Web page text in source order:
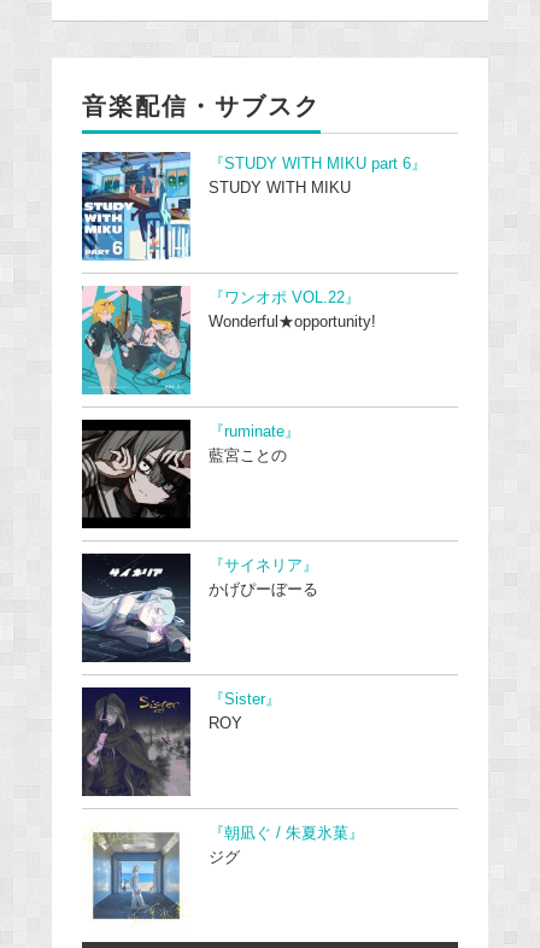
音楽配信・サブスク
『STUDY WITH MIKU part 6』
STUDY WITH MIKU
『ワンオポ VOL.22』
Wonderful★opportunity!
『ruminate』
藍宮ことの
『サイネリア』
かげぴーぼーる
『Sister』
ROY
『朝凪ぐ / 朱夏氷菓』
ジグ